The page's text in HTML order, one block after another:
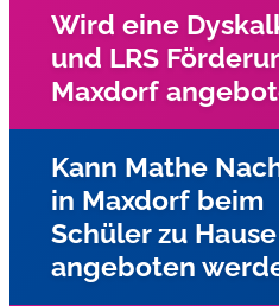
Ja, unsere Nachhilfe in
wir als Einzelnachhilfe beim
Wird eine
und LRS
Maxdorf
Ja, für Kinder und
Rechtschreibschwäche (LRS)
Einzelunterricht in Maxdorf mit
Förderprogrammen des
Kann Mathe
in Maxdorf beim
Schüler zu Hause
angeboten